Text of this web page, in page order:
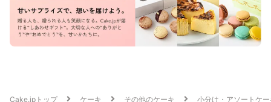
Cake.jpトップ ケーキ その他のケーキ 小分け・アソートケ